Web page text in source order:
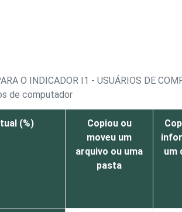
O INDICADOR I1 - USUÁRIOS DE
de computador
(%)
Copiou ou
moveu um
arquivo ou uma
pasta
um